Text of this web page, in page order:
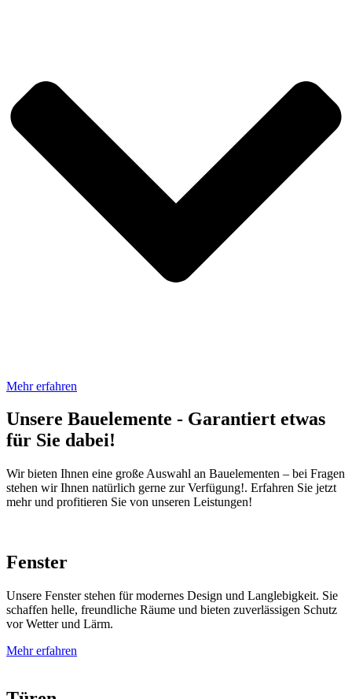
Mehr erfahren
Unsere Bauelemente - Garantiert etwas
für Sie dabei!
Wir bieten Ihnen eine große Auswahl an Bauelementen – bei Fragen
stehen wir Ihnen natürlich gerne zur Verfügung!. Erfahren Sie jetzt
mehr und profitieren Sie von unseren Leistungen!
Fenster
Unsere Fenster stehen für modernes Design und Langlebigkeit. Sie
schaffen helle, freundliche Räume und bieten zuverlässigen Schutz
vor Wetter und Lärm.
Mehr erfahren